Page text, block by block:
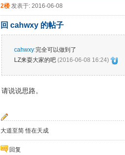
2楼 发表于: 2016-06-08
回 cahwxy 的帖子
cahwxy:完全可以做到了
LZ来耍大家的吧 (2016-06-08 16:24)
请说说思路。
大道至简 悟在天成
回复